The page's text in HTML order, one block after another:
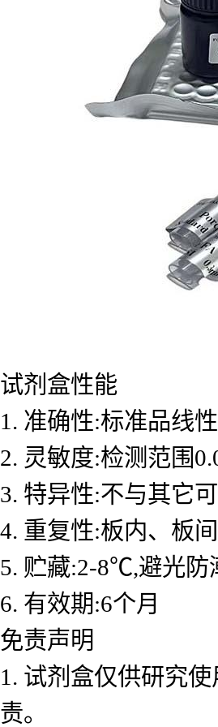
试剂盒性能
1. 准确性:标准品线
2. 灵敏度:检测范围
3. 特异性:不与其它
4. 重复性:板内、板
5. 贮藏:2-8℃,避光防
6. 有效期:6个月
免责声明
1. 试剂盒仅供研究
责。